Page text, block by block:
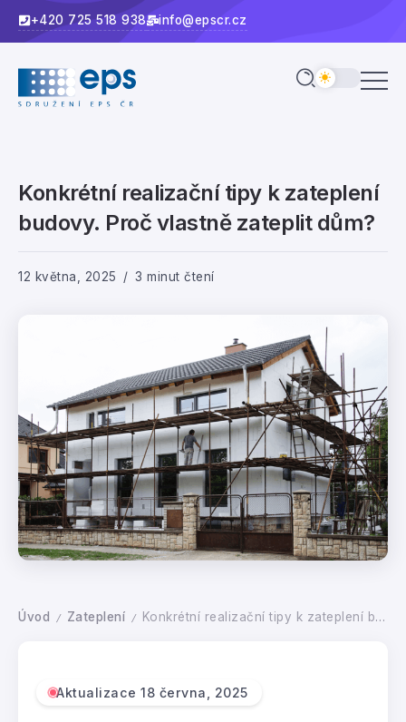
+420 725 518 938 info@epscr.cz
Konkrétní realizační tipy k zateplení
budovy. Proč vlastně zateplit dům?
12 května, 2025 3 minut čtení
Úvod / Zateplení / Konkrétní realizační tipy k zateplení budovy. Proč vlastně zateplit dům?
Aktualizace 18 června, 2025